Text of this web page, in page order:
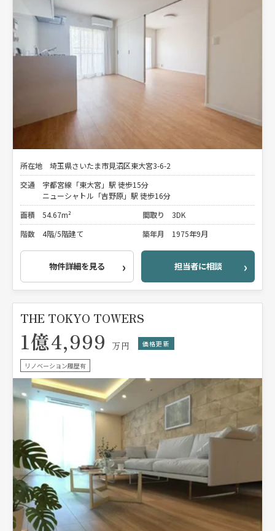
所在地
埼玉県さいたま市見沼区東大宮3-6-2
交通
宇都宮線「東大宮」駅 徒歩15分
ニューシャトル「吉野原」駅 徒歩16分
面積
54.67m² 間取り
3DK
階数
4階/5階建て 築年月 1975年9月
物件詳細を見る 担当者に相談
THE TOKYO TOWERS
1億4,999 万円 価格更新
リノベーション履歴有